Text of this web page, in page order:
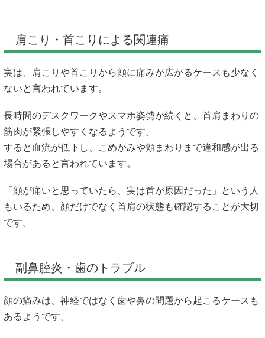
肩こり・首こりによる関連痛
実は、肩こりや首こりから顔に痛みが広がるケースも少なく
ないと言われています。
長時間のデスクワークやスマホ姿勢が続くと、首肩まわりの
筋肉が緊張しやすくなるようです。
すると血流が低下し、こめかみや頬まわりまで違和感が出る
場合があると言われています。
「顔が痛いと思っていたら、実は首が原因だった」という人
もいるため、顔だけでなく首肩の状態も確認することが大切
です。
副鼻腔炎・歯のトラブル
顔の痛みは、神経ではなく歯や鼻の問題から起こるケースも
あるようです。